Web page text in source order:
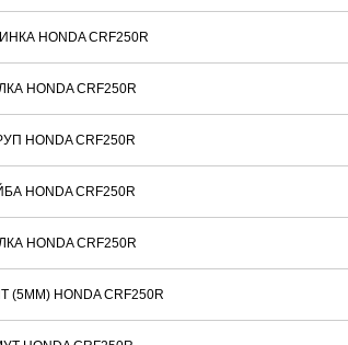
HONDA CRF250R
HONDA CRF250R
HONDA CRF250R
HONDA CRF250R
HONDA CRF250R
(5MM) HONDA CRF250R